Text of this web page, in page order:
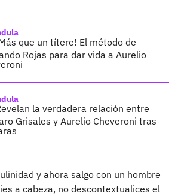
que un títere! El método de
Rojas para dar vida a Aurelio
la verdadera relación entre
Grisales y Aurelio Cheveroni tras
y ahora salgo con un hombre
a cabeza, no descontextualices el